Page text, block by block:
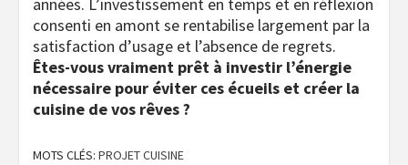
années. L’investissement en temps et en réflexion
consenti en amont se rentabilise largement par la
satisfaction d’usage et l’absence de regrets.
Êtes-vous vraiment prêt à investir l’énergie
nécessaire pour éviter ces écueils et créer la
cuisine de vos rêves ?
MOTS CLÉS: PROJET CUISINE